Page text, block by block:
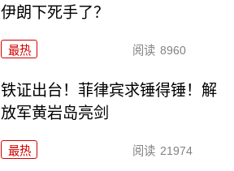
伊朗下死手了？
最热 阅读 8960
铁证出台！菲律宾求锤得锤！解
放军黄岩岛亮剑
最热 阅读 21974